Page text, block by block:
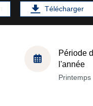
Télécharger
Période
l'année
Printemps